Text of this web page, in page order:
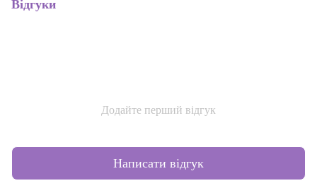
Відгуки
Додайте перший відгук
Написати відгук